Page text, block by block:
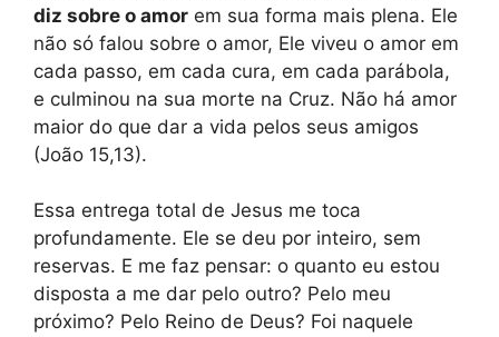
diz sobre o amor em sua forma mais plena. Ele
não só falou sobre o amor, Ele viveu o amor em
cada passo, em cada cura, em cada parábola,
e culminou na sua morte na Cruz. Não há amor
maior do que dar a vida pelos seus amigos
(João 15,13).
Essa entrega total de Jesus me toca
profundamente. Ele se deu por inteiro, sem
reservas. E me faz pensar: o quanto eu estou
disposta a me dar pelo outro? Pelo meu
próximo? Pelo Reino de Deus? Foi naquele